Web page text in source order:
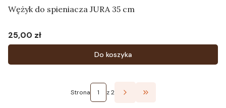
Wężyk do spieniacza JURA 35 cm
Cena
25,00 zł
Do koszyka
Strona z 2 Przejdź do ostatniej